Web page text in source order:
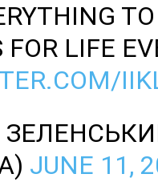
FOR LIFE
JUNE 11,